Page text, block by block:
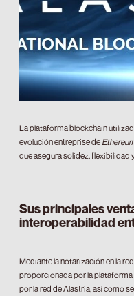
La plataforma blockchain
evolución entreprise de
que asegura solidez, flexibilidad
Sus principales
interoperabilidad
Mediante la notarización en la
proporcionada por la
por la red de Alastria, así como